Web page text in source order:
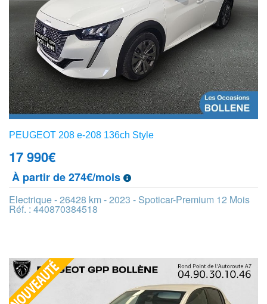
PEUGEOT 208 e-208 136ch Style
17 990€
À partir de 274€/mois
Electrique - 26428 km - 2023 - Spoticar-Premium 12 Mois
Réf. : 440870384518